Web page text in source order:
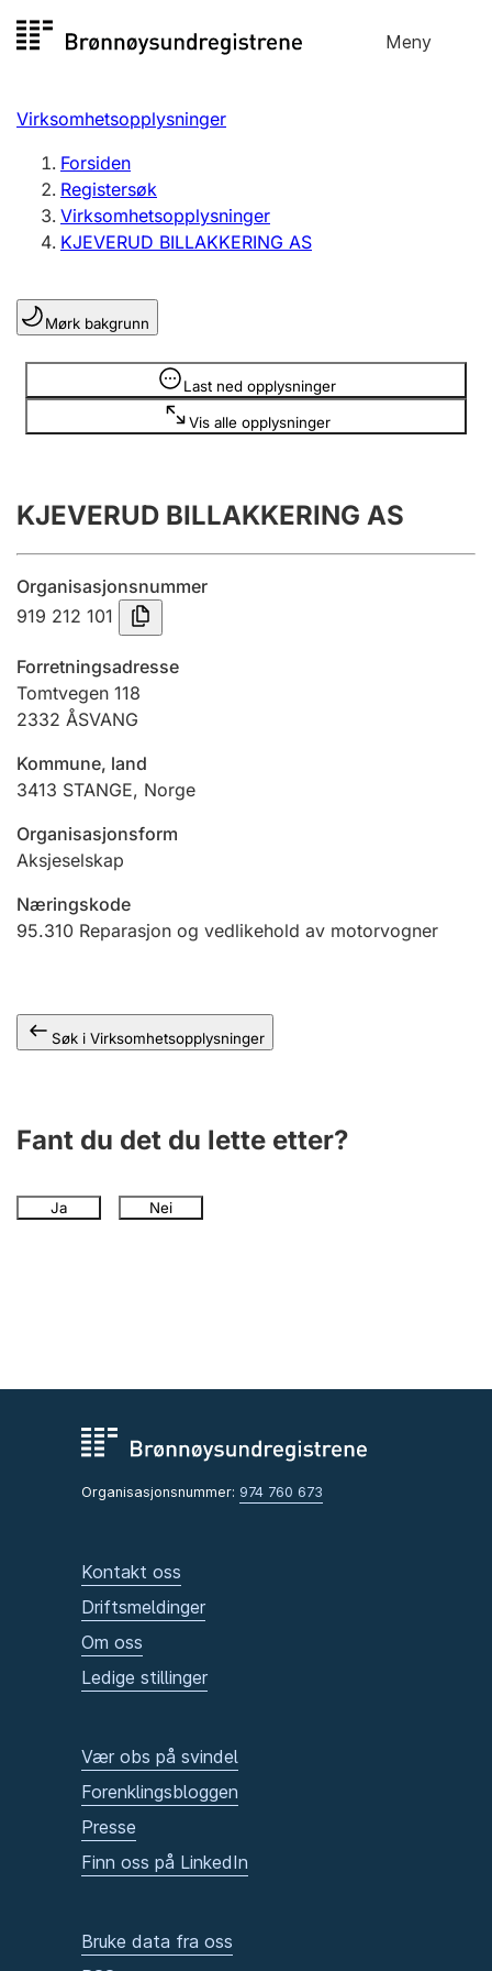
til
Meny
Registersøk
Aksjeselskap
Enkeltpersonforetak
Registrere, endre, slette
Lag og forening
Registrere, endre, slette
Årsregnskap
Innsending og forsinkelsesgebyr
Tinglysing
Jeger
Ektepaktveileder
Offentlig sektor
Virksomhetsopplysninger
Forsiden
Registersøk
Virksomhetsopplysninger
KJEVERUD BILLAKKERING AS
Mørk bakgrunn
Last ned opplysninger
Vis alle opplysninger
Opplysninger er skjult
KJEVERUD BILLAKKERING AS
Organisasjonsnummer
919 212 101
Forretningsadresse
Tomtvegen 118
2332 ÅSVANG
Kommune, land
3413 STANGE, Norge
Organisasjonsform
Aksjeselskap
Næringskode
95.310 Reparasjon og vedlikehold av motorvogner
Søk i Virksomhetsopplysninger
Fant du det du lette etter?
Ja Nei
Organisasjonsnummer: 974 760 673
Kontakt oss
Driftsmeldinger
Om oss
Ledige stillinger
Vær obs på svindel
Forenklingsbloggen
Presse
Finn oss på LinkedIn
Bruke data fra oss